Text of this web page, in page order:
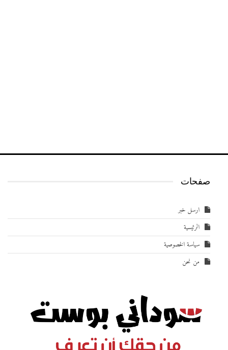
صفحات
ارسل خبر
الرئيسية
سياسة الخصوصية
من نحن